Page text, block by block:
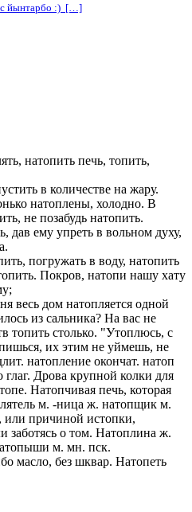
йынтарбо :) […]
натопить печь, топить,
в количестве на жару.
натоплены, холодно. В
не позабудь натопить.
дав ему упреть в вольном духу,
погружать в воду, натопить
Покров, натопи нашу хату
весь дом натопляется одной
из сальника? На вас не
топить столько. "Утоплюсь, с
их этим не уймешь, не
натопление окончат. натоп
Дрова крупной колки для
Натопчивая печь, которая
м. -ница ж. натопщик м.
причиной истопки,
заботясь о том. Натоплина ж.
м. мн. пск.
масло, без шквар. Натопеть